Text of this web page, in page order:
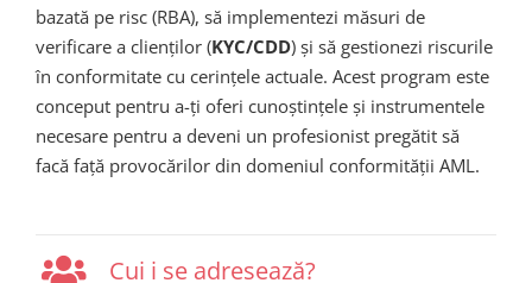
bazată pe risc (RBA), să implementezi măsuri de
verificare a clienților (KYC/CDD) și să gestionezi riscurile
în conformitate cu cerințele actuale. Acest program este
conceput pentru a-ți oferi cunoștințele și instrumentele
necesare pentru a deveni un profesionist pregătit să
facă față provocărilor din domeniul conformității AML.
Cui i se adresează?